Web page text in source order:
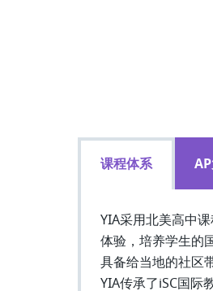
课程体系
YIA采用北美高中
体验，培养学生的
具备给当地的社区
YIA传承了iSC国际